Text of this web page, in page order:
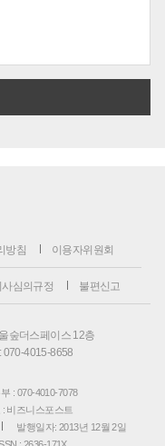
방침 이용자위원회
사심의규정 불편신고
숲더스페이스 12층
070-4015-8658
: 070-4010-7078
: 비즈니스포스트
발행일자: 2013년 12월 2일